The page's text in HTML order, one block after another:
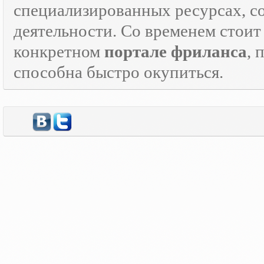
специализированных ресурсах,
деятельности. Со временем
конкретном портале фриланса,
способна быстро окупиться.